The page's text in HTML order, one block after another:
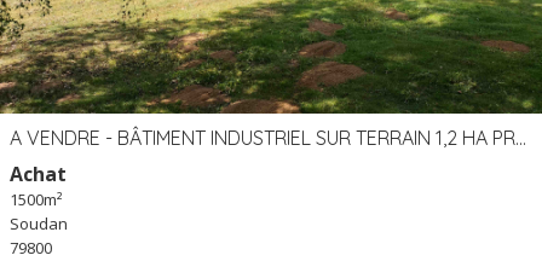
A VENDRE - BÂTIMENT INDUSTRIEL SUR TERRAIN 1,2 HA PROCHE ÉCHANGEUR A10 - SOUDAN (79)
Achat
1500m²
Soudan
79800